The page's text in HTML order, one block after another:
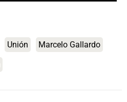
Unión Marcelo Gallardo